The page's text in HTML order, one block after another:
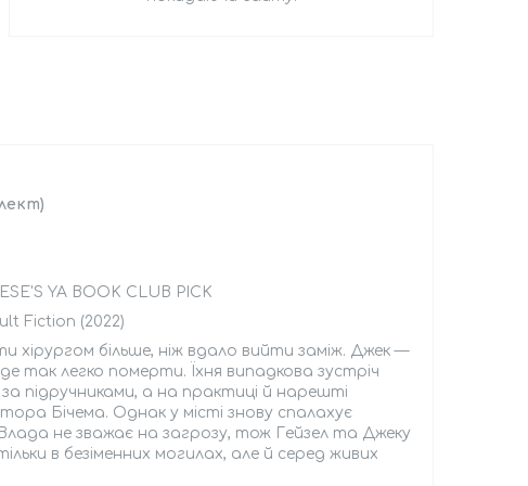
YA BOOK CLUB PICK
Fiction (2022)
хірургом більше, ніж вдало вийти заміж. Джек —
так легко померти. Їхня випадкова зустріч
підручниками, а на практиці й нарешті
Бічема. Однак у місті знову спалахує
не зважає на загрозу, тож Гейзел та Джеку
в безіменних могилах, але й серед живих